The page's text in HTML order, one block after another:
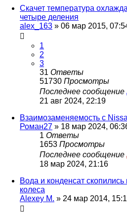
Скачет температура
четыре деления
alex_163 » 06 мар 2015,
1
2
3
31 Ответы
51730 Просмотры
Последнее сообщение
21 авг 2024, 22:19
Взаимозаменяемость с
Роман27 » 18 мар 2024,
1 Ответы
1653 Просмотры
Последнее сообщение
18 мар 2024, 21:16
Вода и конденсат
колеса
Alexey M. » 24 мар 2014,